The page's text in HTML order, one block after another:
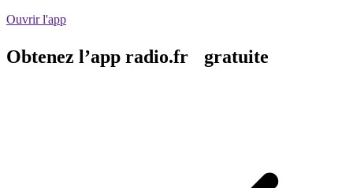
Ouvrir l'app
Obtenez l’app radio.fr gratuite